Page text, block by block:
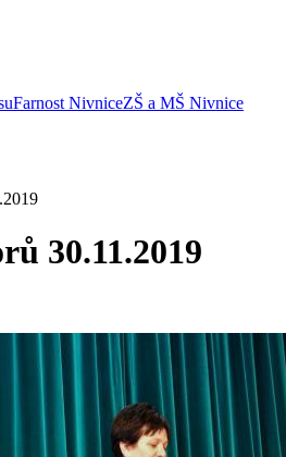
Farnost NivniceZŠ a MŠ Nivnice
30.11.2019